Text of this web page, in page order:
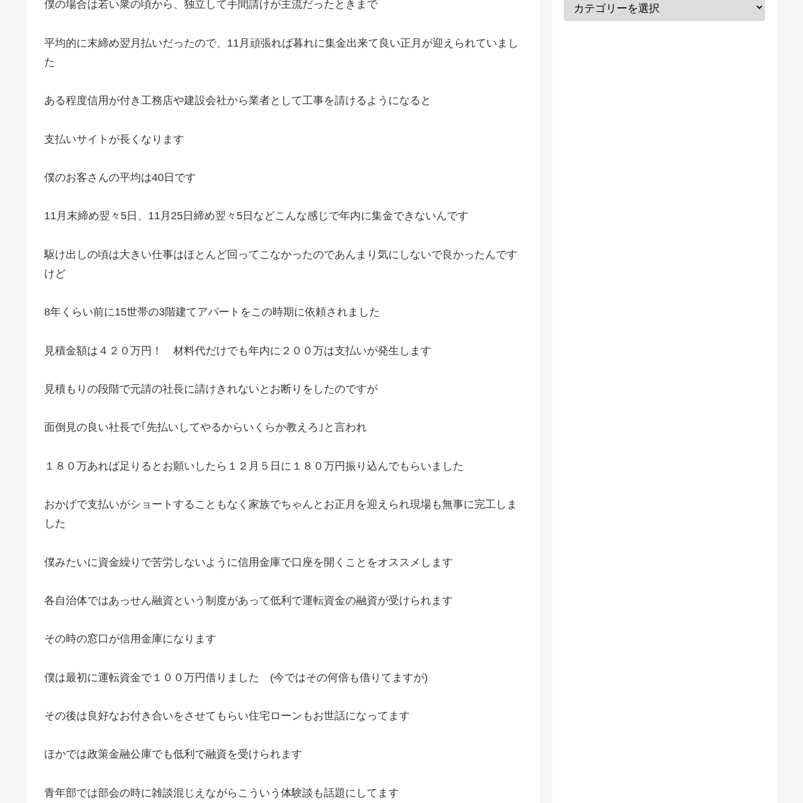
僕の場合は若い衆の頃から、独立して手間請けが主流だったときまで
平均的に末締め翌月払いだったので、11月頑張れば暮れに集金出来て良い正月が迎えられていまし
た
ある程度信用が付き工務店や建設会社から業者として工事を請けるようになると
支払いサイトが長くなります
僕のお客さんの平均は40日です
11月末締め翌々5日、11月25日締め翌々5日などこんな感じで年内に集金できないんです
駆け出しの頃は大きい仕事はほとんど回ってこなかったのであんまり気にしないで良かったんです
けど
8年くらい前に15世帯の3階建てアパートをこの時期に依頼されました
見積金額は４２０万円！ 材料代だけでも年内に２００万は支払いが発生します
見積もりの段階で元請の社長に請けきれないとお断りをしたのですが
面倒見の良い社長で｢先払いしてやるからいくらか教えろ｣と言われ
１８０万あれば足りるとお願いしたら１２月５日に１８０万円振り込んでもらいました
おかげで支払いがショートすることもなく家族でちゃんとお正月を迎えられ現場も無事に完工しま
した
僕みたいに資金繰りで苦労しないように信用金庫で口座を開くことをオススメします
各自治体ではあっせん融資という制度があって低利で運転資金の融資が受けられます
その時の窓口が信用金庫になります
僕は最初に運転資金で１００万円借りました (今ではその何倍も借りてますが)
その後は良好なお付き合いをさせてもらい住宅ローンもお世話になってます
ほかでは政策金融公庫でも低利で融資を受けられます
青年部では部会の時に雑談混じえながらこういう体験談も話題にしてます